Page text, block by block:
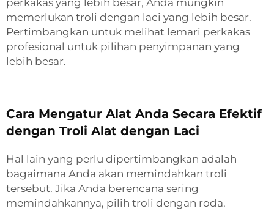
perkakas yang lebih besar, Anda mungkin
memerlukan troli dengan laci yang lebih besar.
Pertimbangkan untuk melihat lemari perkakas
profesional untuk pilihan penyimpanan yang
lebih besar.
Cara Mengatur Alat Anda Secara Efektif
dengan Troli Alat dengan Laci
Hal lain yang perlu dipertimbangkan adalah
bagaimana Anda akan memindahkan troli
tersebut. Jika Anda berencana sering
memindahkannya, pilih troli dengan roda.